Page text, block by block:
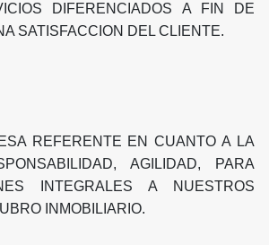
DIFERENCIADOS A FIN DE
SATISFACCION DEL CLIENTE.
REFERENTE EN CUANTO A LA
AGILIDAD, PARA
INTEGRALES A NUESTROS
INMOBILIARIO.